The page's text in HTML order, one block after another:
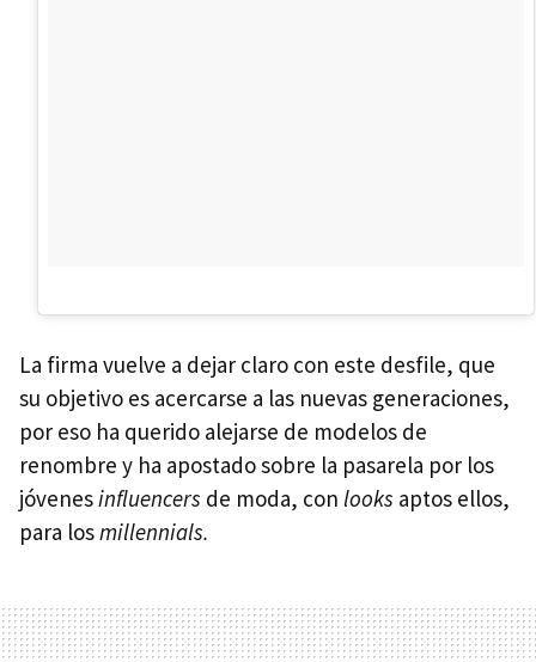
La firma vuelve a dejar claro con este desfile, que
su objetivo es acercarse a las nuevas generaciones,
por eso ha querido alejarse de modelos de
renombre y ha apostado sobre la pasarela por los
jóvenesinfluencers de moda, con looks aptos ellos,
para losmillennials.